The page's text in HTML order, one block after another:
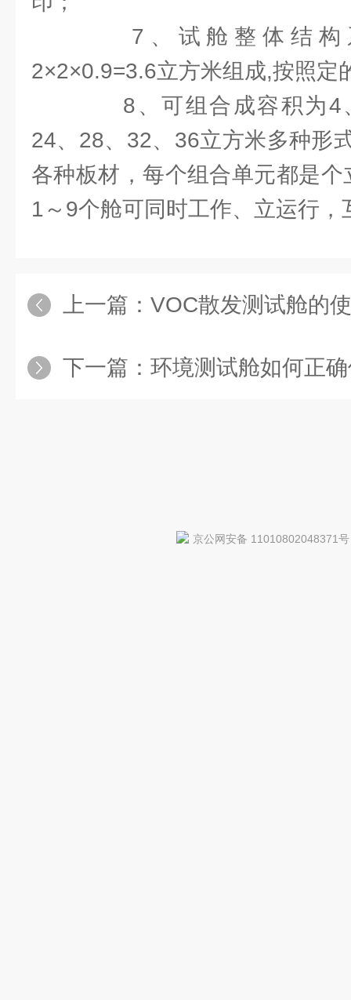
7、试舱整体结构
2×2×0.9=3.6立方米组成,按照定
8、可组合成容积为4
24、28、32、36立方米多种形
各种板材，每个组合单元都是
1～9个舱可同时工作、立运行，
上一篇： VOC散发测试舱的
下一篇： 环境测试舱如何正
京公网安备 11010802048371号